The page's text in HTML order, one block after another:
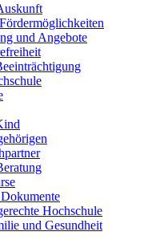
und Angebote
Hochschule
und Gesundheit